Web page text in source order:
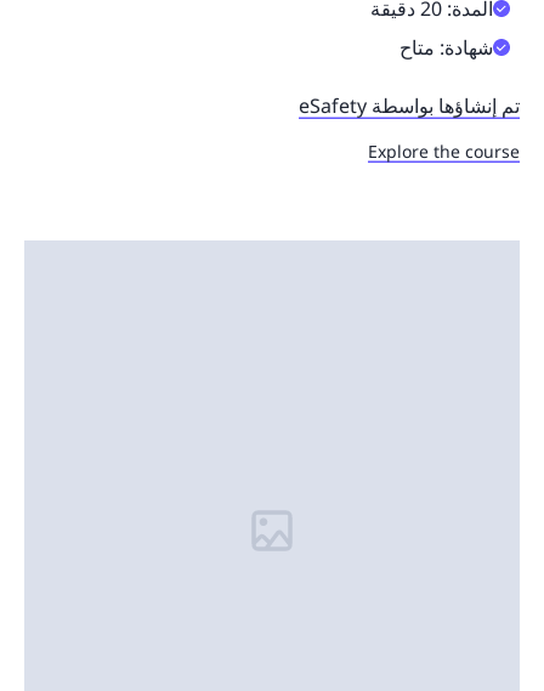
المدة: 20 دقيقة
شهادة: متاح
تم إنشاؤها بواسطة eSafety
Explore the course